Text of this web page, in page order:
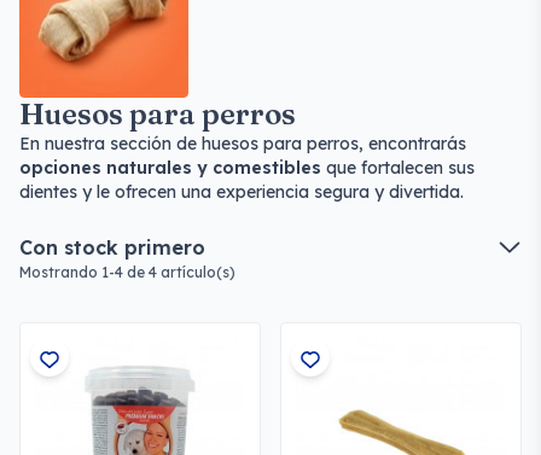
Huesos para perros
En nuestra sección de huesos para perros, encontrarás
opciones naturales y comestibles que fortalecen sus
dientes y le ofrecen una experiencia segura y divertida.
Con stock primero
Mostrando 1-4 de 4 artículo(s)